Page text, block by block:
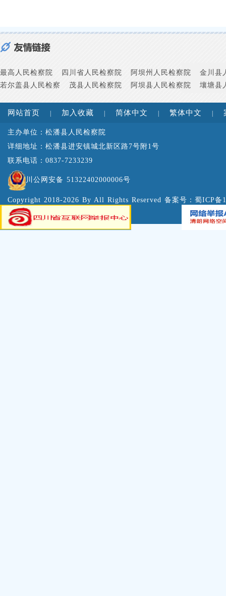
最高人民检察院 四川省人民检察院 阿坝州人民检察院
金川县
若尔盖县人民检察
茂县人民检察院 阿坝县人民检察院 壤塘县
网站首页 加入收藏 简体中文 繁体中文
主办单位：松潘县人民检察院
详细地址：松潘县进安镇城北新区路7号附1号
联系电话：0837-7233239
川公网安备 51322402000006号
Copyright 2018-2026 By All Rights Reserved 备案号： 蜀ICP备